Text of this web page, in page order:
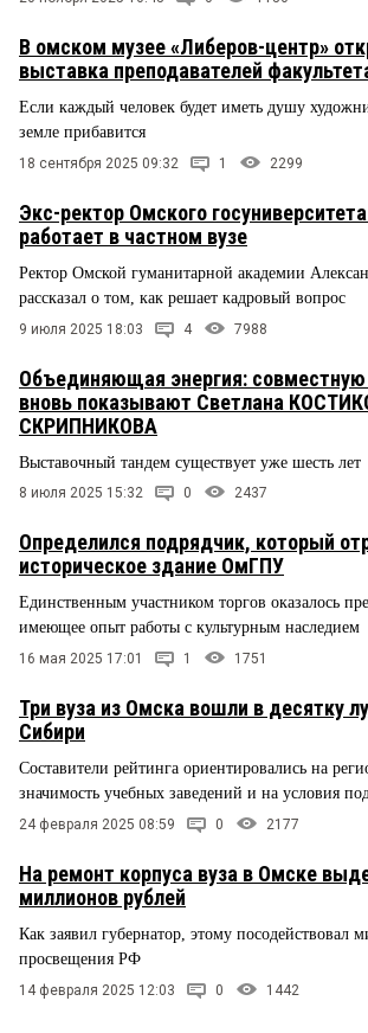
В омском музее «Либеров-центр»
выставка преподавателей
Если каждый человек будет иметь душу
земле прибавится
18 сентября 2025 09:32 1 2299
Экс-ректор Омского
работает в частном вузе
Ректор Омской гуманитарной академии
рассказал о том, как решает кадровый вопрос
9 июля 2025 18:03 4 7988
Объединяющая энергия:
вновь показывают Светлана
СКРИПНИКОВА
Выставочный тандем существует уже шесть лет
8 июля 2025 15:32 0 2437
Определился подрядчик, который
историческое здание ОмГПУ
Единственным участником торгов оказалось
имеющее опыт работы с культурным наследием
16 мая 2025 17:01 1 1751
Три вуза из Омска вошли в десятку
Сибири
Составители рейтинга ориентировались на
значимость учебных заведений и на условия
24 февраля 2025 08:59 0 2177
На ремонт корпуса вуза в Омске
миллионов рублей
Как заявил губернатор, этому посодействовал
просвещения РФ
14 февраля 2025 12:03 0 1442